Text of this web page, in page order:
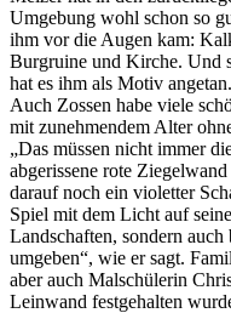
Umgebung wohl schon so
ihm vor die Augen kam:
Burgruine und Kirche. Und
hat es ihm als Motiv
Auch Zossen habe viele
mit zunehmendem Alter
„Das müssen nicht immer
abgerissene rote
darauf noch ein violetter
Spiel mit dem Licht auf
Landschaften, sondern
umgeben“, wie er sagt.
aber auch Malschülerin
Leinwand festgehalten